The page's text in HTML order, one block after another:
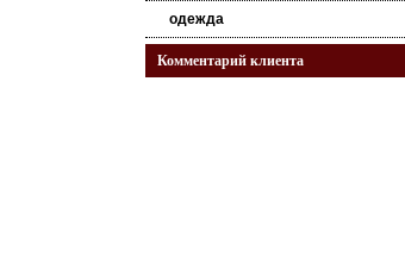
одежда
Комментарий клиента